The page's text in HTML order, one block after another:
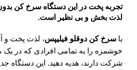
تجربه پخت در این دستگاه سرخ کن
لذت ‌بخش و بی نظیر است.
با سرخ‌ کن دوقلو فیلیپس، لذت پخت و
خوشمزه را به تمامی افرادی که در یک
شرکت دارند، هدیه دهید. این دستگاه